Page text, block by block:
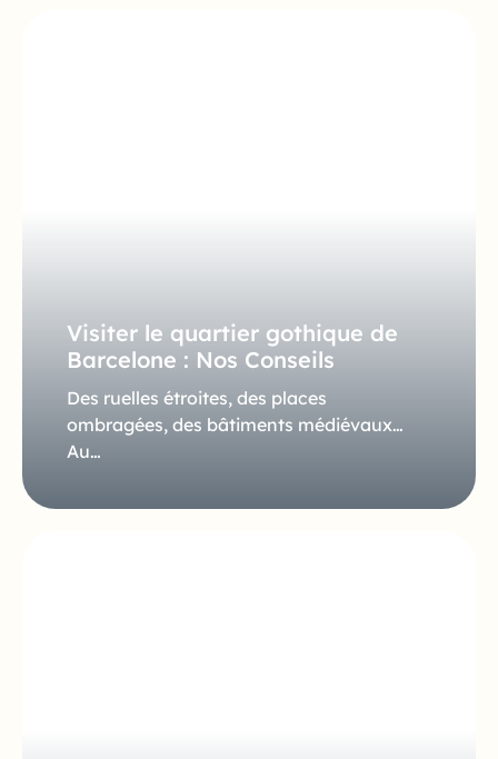
Visiter le quartier gothique de
Barcelone : Nos Conseils
Des ruelles étroites, des places
ombragées, des bâtiments médiévaux…
Au…